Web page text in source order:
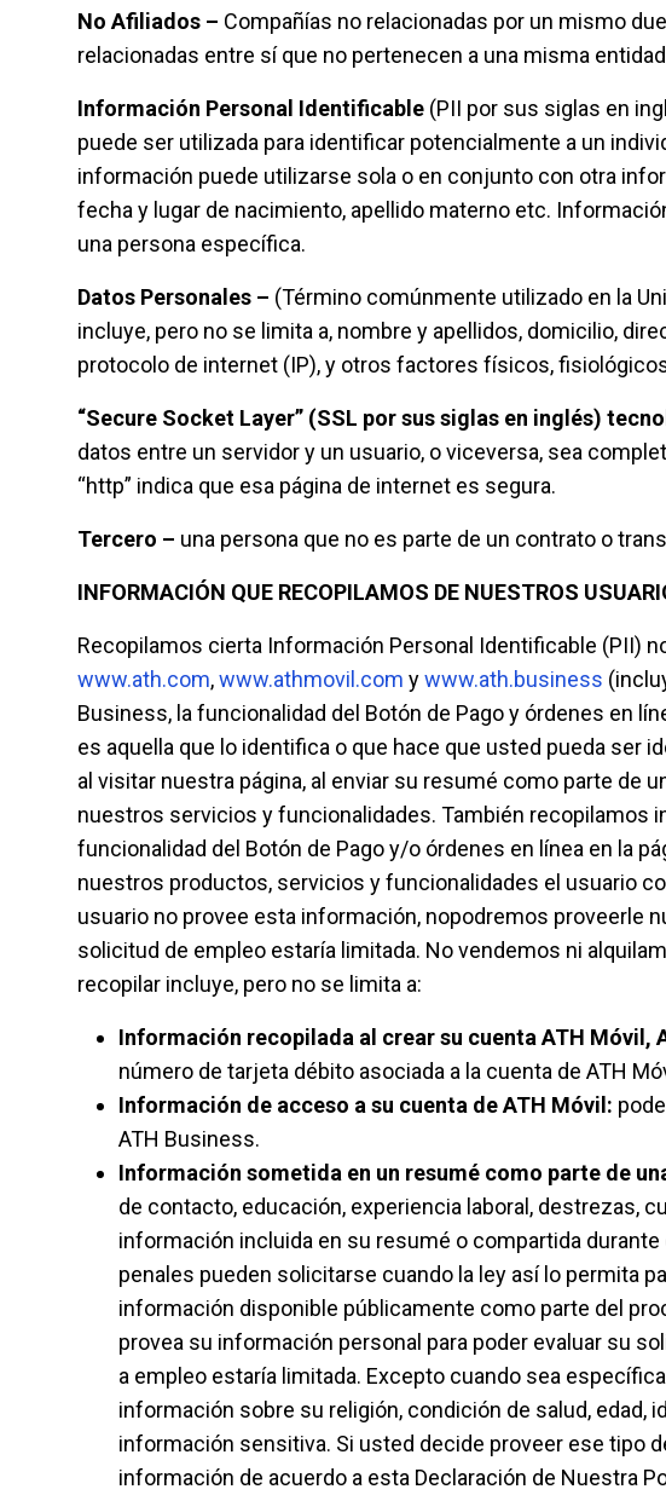
No Afiliados – Compañías no relacionadas por un mismo
relacionadas entre sí que no pertenecen a una misma
Información Personal Identificable (PII por sus siglas en
puede ser utilizada para identificar potencialmente a un
información puede utilizarse sola o en conjunto con otra
fecha y lugar de nacimiento, apellido materno etc.
una persona específica.
Datos Personales – (Término comúnmente utilizado en la
incluye, pero no se limita a, nombre y apellidos, domicilio,
protocolo de internet (IP), y otros factores físicos,
“Secure Socket Layer” (SSL por sus siglas en inglés)
datos entre un servidor y un usuario, o viceversa, sea
“http” indica que esa página de internet es segura.
Tercero – una persona que no es parte de un contrato o
INFORMACIÓN QUE RECOPILAMOS DE NUESTROS
Recopilamos cierta Información Personal Identificable (PII)
www.ath.com,www.athmovil.com ywww.ath.business
Business, la funcionalidad del Botón de Pago y órdenes en
es aquella que lo identifica o que hace que usted pueda
al visitar nuestra página, al enviar su resumé como parte de
nuestros servicios y funcionalidades. También recopilamos
funcionalidad del Botón de Pago y/o órdenes en línea en la
nuestros productos, servicios y funcionalidades el usuario
usuario no provee esta información, nopodremos proveerle
solicitud de empleo estaría limitada. No vendemos ni
recopilar incluye, pero no se limita a:
Información recopilada al crear su cuenta ATH Móvil,
número de tarjeta débito asociada a la cuenta de ATH
Información de acceso a su cuenta de ATH Móvil:
ATH Business.
Información sometida en un resumé como parte de
de contacto, educación, experiencia laboral, destrezas,
información incluida en su resumé o compartida
penales pueden solicitarse cuando la ley así lo permita
información disponible públicamente como parte del
provea su información personal para poder evaluar su
a empleo estaría limitada. Excepto cuando sea
información sobre su religión, condición de salud, edad,
información sensitiva. Si usted decide proveer ese tipo
información de acuerdo a esta Declaración de Nuestra